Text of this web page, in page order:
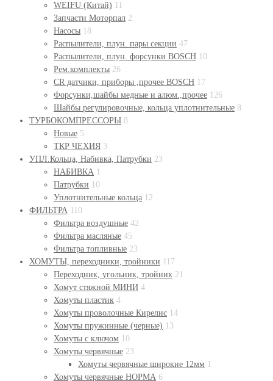
WEIFU (Китай) 11
Запчасти Моторпал 2
Насосы 18
Распылители, плун. пары секции 47
Распылители, плун. форсунки BOSСH 10
Рем.комплекты 26
СR датчики, приборы ,прочее BOSСH 17
Форсунки,шайбы медные и алюм.,прочее 126
Шайбы регулировочные, кольца уплотнительные 8
ТУРБОКОМПРЕССОРЫ 8
Новые 5
ТКР ЧЕХИЯ 3
УПЛ.Кольца, Набивка, Патрубки 23
НАБИВКА 1
Патрубки 10
Уплотнительные кольца 12
ФИЛЬТРА 110
Фильтра воздушные 42
Фильтра масляные 45
Фильтра топливные 23
ХОМУТЫ, переходники, тройники 117
Переходник, угольник, тройник 21
Хомут стяжной МИНИ 4
Хомуты пластик 4
Хомуты проволочные Кирелис 14
Хомуты пружинные (черные) 13
Хомуты с ключом 10
Хомуты червячные 23
Хомуты червячные широкие 12мм 1
Хомуты червячные НОРМА 6